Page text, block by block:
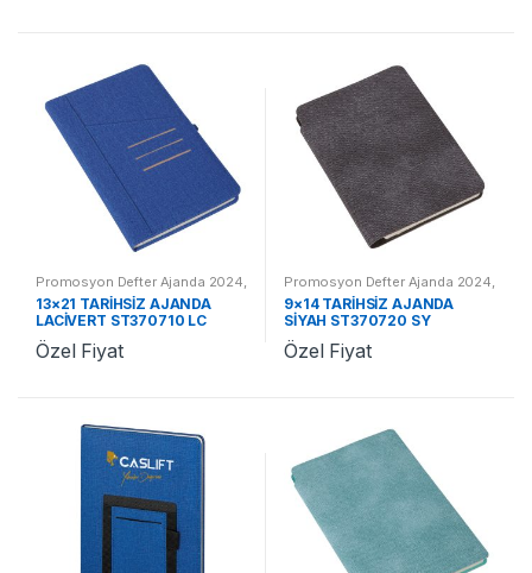
Promosyon Defter Ajanda 2024,
Promosyon 2024 Ajandalar
13×21 TARİHSİZ AJANDA
LACİVERT ST370710 LC
Özel Fiyat
Promosyon Defter Ajanda 2024,
Promosyon 2024 Ajandalar
9×14 TARİHSİZ AJANDA
SİYAH ST370720 SY
Özel Fiyat